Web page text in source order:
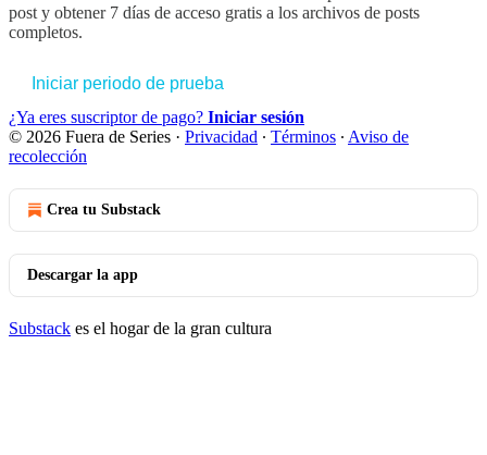
post y obtener 7 días de acceso gratis a los archivos de posts
completos.
Iniciar periodo de prueba
¿Ya eres suscriptor de pago? Iniciar sesión
© 2026 Fuera de Series · Privacidad ∙ Términos ∙ Aviso de
recolección
Crea tu Substack
Descargar la app
Substack es el hogar de la gran cultura